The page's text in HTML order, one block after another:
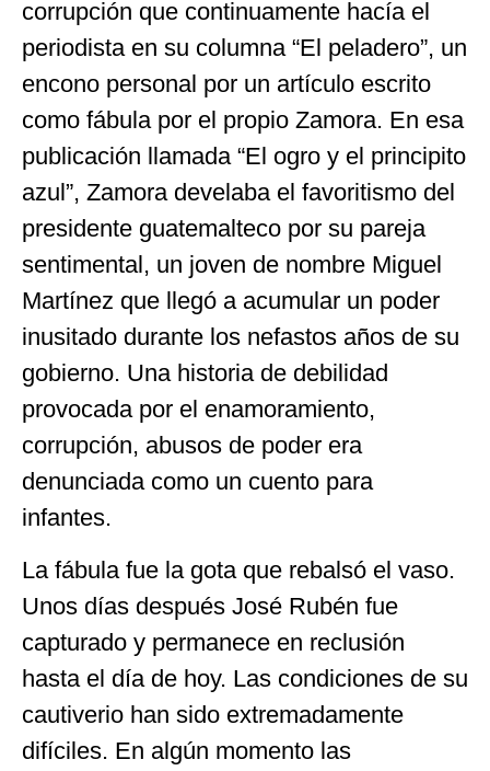
corrupción que continuamente hacía el
periodista en su columna “El peladero”, un
encono personal por un artículo escrito
como fábula por el propio Zamora. En esa
publicación llamada “El ogro y el principito
azul”, Zamora develaba el favoritismo del
presidente guatemalteco por su pareja
sentimental, un joven de nombre Miguel
Martínez que llegó a acumular un poder
inusitado durante los nefastos años de su
gobierno. Una historia de debilidad
provocada por el enamoramiento,
corrupción, abusos de poder era
denunciada como un cuento para
infantes.
La fábula fue la gota que rebalsó el vaso.
Unos días después José Rubén fue
capturado y permanece en reclusión
hasta el día de hoy. Las condiciones de su
cautiverio han sido extremadamente
difíciles. En algún momento las